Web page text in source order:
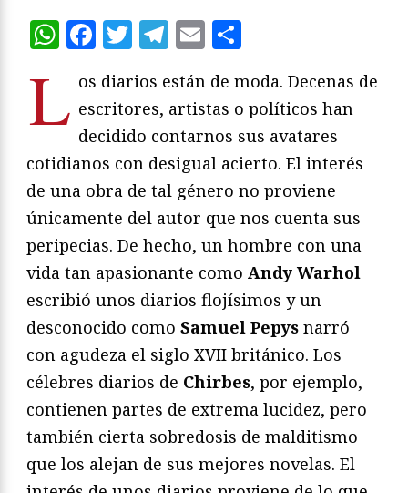
WhatsApp
Facebook
Twitter
Telegram
Email
L os diarios están de moda. Decenas de
escritores, artistas o políticos han
decidido contarnos sus avatares
cotidianos con desigual acierto. El interés
de una obra de tal género no proviene
únicamente del autor que nos cuenta sus
peripecias. De hecho, un hombre con una
vida tan apasionante como Andy Warhol
escribió unos diarios flojísimos y un
desconocido como Samuel Pepys narró
con agudeza el siglo XVII británico. Los
célebres diarios de Chirbes, por ejemplo,
contienen partes de extrema lucidez, pero
también cierta sobredosis de malditismo
que los alejan de sus mejores novelas. El